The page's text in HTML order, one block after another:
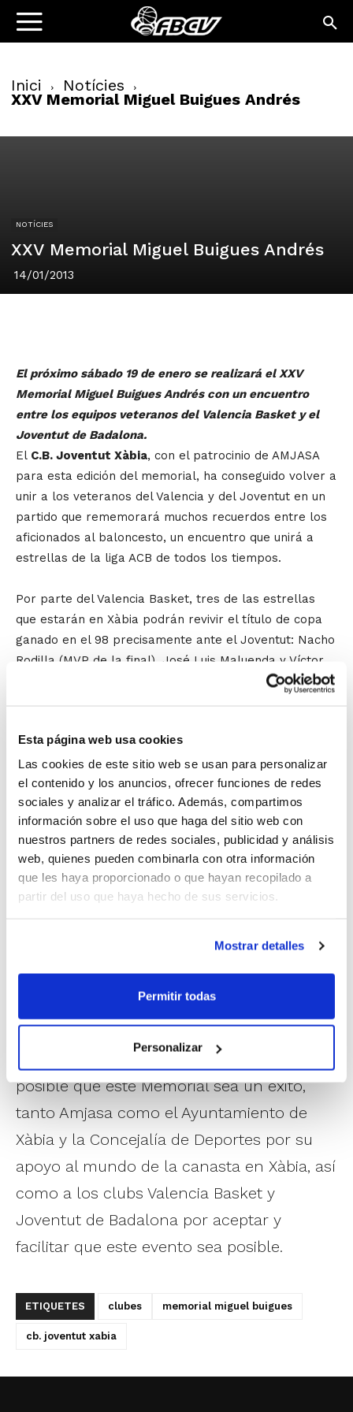
Esta página web usa cookies
Las cookies de este sitio web se usan para personalizar
el contenido y los anuncios, ofrecer funciones de redes
sociales y analizar el tráfico. Además, compartimos
información sobre el uso que haga del sitio web con
nuestros partners de redes sociales, publicidad y análisis
web, quienes pueden combinarla con otra información
que les haya proporcionado o que hayan recopilado a
partir del uso que haya hecho de sus servicios.
Mostrar detalles
Permitir todas
Personalizar
Inici Notícies
XXV Memorial Miguel Buigues Andrés
NOTÍCIES
XXV Memorial Miguel Buigues Andrés
14/01/2013
El próximo sábado 19 de enero se realizará el XXV
Memorial Miguel Buigues Andrés con un encuentro
entre los equipos veteranos del Valencia Basket y el
Joventut de Badalona.
El C.B. Joventut Xàbia, con el patrocinio de AMJASA
para esta edición del memorial, ha conseguido volver a
unir a los veteranos del Valencia y del Joventut en un
partido que rememorará muchos recuerdos entre los
aficionados al baloncesto, un encuentro que unirá a
estrellas de la liga ACB de todos los tiempos.
Por parte del Valencia Basket, tres de las estrellas
que estarán en Xàbia podrán revivir el título de copa
ganado en el 98 precisamente ante el Joventut: Nacho
Rodilla (MVP de la final), José Luis Maluenda y Víctor
Luengo. Por parte de la Penya, además de la
Morales y otros grandes nombres del Joventut.
Desde el Joventut Xàbia se ha organizado una
entretenida jornada de baloncesto que
complementará este ilusionante XXV Memorial, que
dará comienzo a las 16´00 horas con el partido de liga
del Senior Zonal y continuará con el choque de
veteranos a las 18´00 h. Durante el partido, los más
pequeños del Club realizarán partidos de 3×3 en los
por las chicas de EN DANZA. La jornada finalizará con
Joventut Moliblanc Xàbia.
Desde el Club se quiere agradecer el
esfuerzo de todos los que han hecho
posible que este Memorial sea un éxito,
tanto Amjasa como el Ayuntamiento de
Xàbia y la Concejalía de Deportes por su
apoyo al mundo de la canasta en Xàbia, así
como a los clubs Valencia Basket y
Joventut de Badalona por aceptar y
facilitar que este evento sea posible.
ETIQUETES clubes memorial miguel buigues
cb. joventut xabia